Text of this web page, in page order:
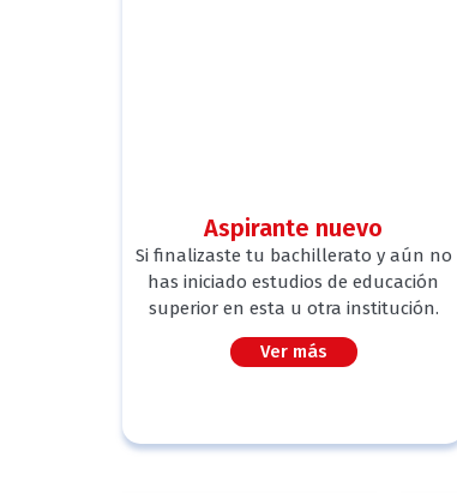
Aspirante nuevo
Si finalizaste tu bachillerato y aún no
has iniciado estudios de educación
superior en esta u otra institución.
Ver más